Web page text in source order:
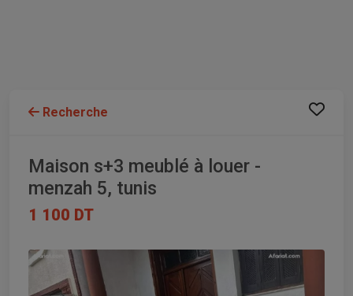
Recherche
Maison s+3 meublé à louer -
menzah 5, tunis
1 100 DT